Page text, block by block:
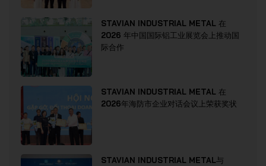
STAVIAN INDUSTRIAL METAL 在
2026 年中国国际铝工业展览会上推动国
际合作
STAVIAN INDUSTRIAL METAL 在
2026年海防市企业对话会议上荣获奖状
STAVIAN INDUSTRIAL METAL与